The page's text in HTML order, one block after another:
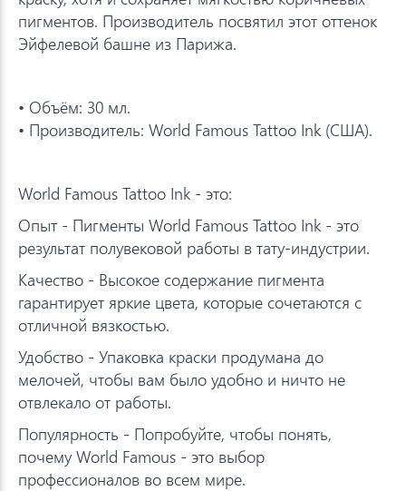
пигментов. Производитель посвятил этот оттенок
Эйфелевой башне из Парижа.
• Объём: 30 мл.
• Производитель: World Famous Tattoo Ink (США).
World Famous Tattoo Ink - это:
Опыт - Пигменты World Famous Tattoo Ink - это
результат полувековой работы в тату-индустрии.
Качество - Высокое содержание пигмента
гарантирует яркие цвета, которые сочетаются с
отличной вязкостью.
Удобство - Упаковка краски продумана до
мелочей, чтобы вам было удобно и ничто не
отвлекало от работы.
Популярность - Попробуйте, чтобы понять,
почему World Famous - это выбор
профессионалов во всем мире.